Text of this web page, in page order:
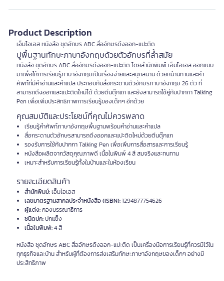
Product Description
เอ็มไอเอส หนังสือ ชุดอักษร ABC สื่ออักษรดึงออก-แปะติด
ปูพื้นฐานทักษะภาษาอังกฤษด้วยตัวอักษรที่ล้ำสมัย
หนังสือ ชุดอักษร ABC สื่ออักษรดึงออก-แปะติด โดยสำนักพิมพ์ เอ็มไอเอส ออกแบบ
มาเพื่อให้การเรียนรู้ภาษาอังกฤษเป็นเรื่องง่ายและสนุกสนาน ด้วยหน้านิทานและคำ
ศัพท์ที่มีคำอ่านและคำแปล ประกอบกับสื่อกระดานตัวอักษรภาษาอังกฤษ 26 ตัว ที่
สามารถดึงออกและแปะติดใหม่ได้ ด้วยตีนตุ๊กแก และยังสามารถใช้คู่กับปากกา Talking
Pen เพื่อเพิ่มประสิทธิภาพการเรียนรู้ของเด็กๆ อีกด้วย
คุณสมบัติและประโยชน์ที่คุณไม่ควรพลาด
เรียนรู้คำศัพท์ภาษาอังกฤษพื้นฐานพร้อมคำอ่านและคำแปล
สื่อกระดานตัวอักษรสามารถดึงออกและแปะติดใหม่ด้วยตีนตุ๊กแก
รองรับการใช้กับปากกา Talking Pen เพื่อเพิ่มการสื่อสารและการเรียนรู้
หนังสือผลิตจากวัสดุคุณภาพดี เนื้อในพิมพ์ 4 สี สมจริงและทนทาน
เหมาะสำหรับการเรียนรู้ทั้งในบ้านและในห้องเรียน
รายละเอียดสินค้า
สำนักพิมม์:เอ็มไอเอส
เลขมาตรฐานสากลประจำหนังสือ (ISBN):1294877754626
ผู้แต่ง:กองบรรณาธิการ
ชนิดปก:ปกแข็ง
เนื้อในพิมพ์:4 สี
หนังสือ ชุดอักษร ABC สื่ออักษรดึงออก-แปะติด เป็นเครื่องมือการเรียนรู้ที่ควรมีไว้ใน
ทุกธุรกิจและบ้าน สำหรับผู้ที่ต้องการส่งเสริมทักษะภาษาอังกฤษของเด็กๆ อย่างมี
ประสิทธิภาพ